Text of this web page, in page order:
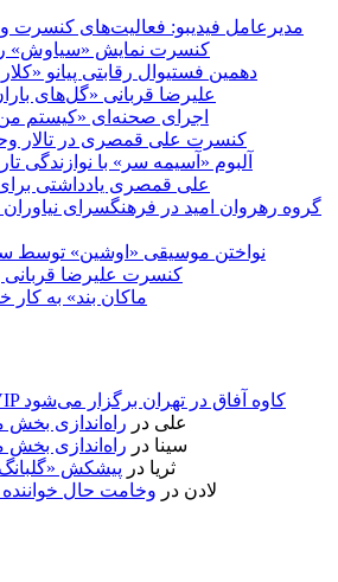
مدیرعامل فیدیبو: فعالیت‌های کنسرت و
کنسرت‌ نمایش «سیاوش»
دهمین فستیوال رقابتی پیانو
علیرضا قربانی «گل‌های
اجرای صحنه‌ای «کیستم
کنسرت علی قمصری در تالار
آلبوم «آسیمه سر» با نوازندگی
علی قمصری یادداشتی
گروه رهروان امید در فرهنگسرای
نواختن موسیقی «اوشین» توسط
کنسرت علیرضا قربانی
«ماکان بند» به
کنسرت VIP کاوه آفاق در تهران برگزار می‌شود
علی در راه‌اندازی بخش
سینا در راه‌اندازی بخش
ثریا در پیشکش
لادن در وخامت حال